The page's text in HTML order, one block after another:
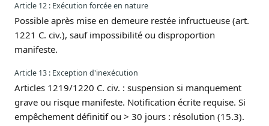
Article 12 : Exécution forcée en nature
Possible après mise en demeure restée infructueuse (art.
1221 C. civ.), sauf impossibilité ou disproportion
manifeste.
Article 13 : Exception d'inexécution
Articles 1219/1220 C. civ. : suspension si manquement
grave ou risque manifeste. Notification écrite requise. Si
empêchement définitif ou > 30 jours : résolution (15.3).